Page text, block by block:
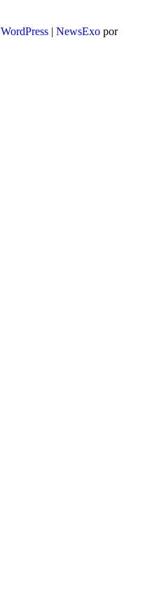
WordPress | NewsExo por